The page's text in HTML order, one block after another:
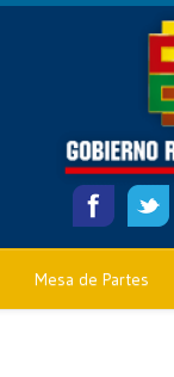
Mesa de Partes